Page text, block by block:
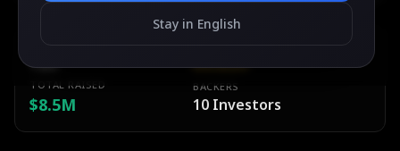
Stay in English
ESTIMATED VALUE
TBA
DIFFICULTY
Medium
TOTAL RAISED
$8.5M
BACKERS
10 Investors